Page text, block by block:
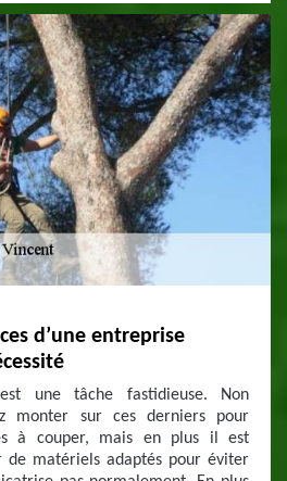
d’une entreprise
une tâche fastidieuse. Non
monter sur ces derniers pour
à couper, mais en plus il est
de matériels adaptés pour éviter